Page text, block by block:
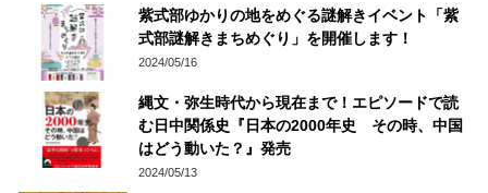
紫式部ゆかりの地をめぐる謎解きイベント「紫
式部謎解きまちめぐり」を開催します！
2024/05/16
縄文・弥生時代から現在まで！エピソードで読
む日中関係史『日本の2000年史 その時、中国
はどう動いた？』発売
2024/05/13